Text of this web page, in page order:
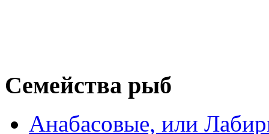
Семейства рыб
Анабасовые, или